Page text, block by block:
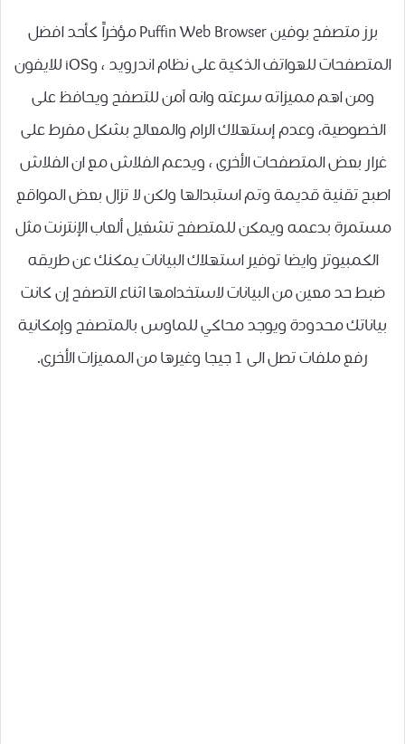
برز متصفح بوفين Puffin Web Browser مؤخراً كأحد افضل
المتصفحات للهواتف الذكية على نظام اندرويد ، وiOS للايفون
ومن اهم مميزاته سرعته وانه آمن للتصفح ويحافظ على
الخصوصية، وﻋﺪﻡ ﺇﺳﺘﻬﻼك ﺍﻟﺮﺍﻡ ﻭﺍﻟﻤﻌﺎﻟﺞ ﺑﺸﻜﻞ ﻣﻔﺮﻁ ﻋﻠﻰ
ﻏﺮﺍﺭ ﺑﻌﺾ ﺍﻟﻤﺘﺼﻔﺤﺎﺕ ﺍﻷﺧﺮﻯ ، ويدعم الفلاش مع ان الفلاش
اصبح تقنية قديمة وتم استبدالها ولكن لا تزال بعض المواقع
مستمرة بدعمه ويمكن للمتصفح تشغيل ألعاب الإنترنت مثل
الكمبيوتر وايضا توفير استهلاك البيانات يمكنك عن طريقه
ضبط حد معين من البيانات لاستخدامها اثناء التصفح إن كانت
بياناتك محدودة ويوجد محاكي للماوس بالمتصفح وإمكانية
رفع ملفات تصل الى 1 جيجا وغيرها من المميزات الأخرى.